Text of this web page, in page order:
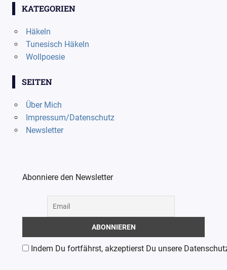
KATEGORIEN
Häkeln
Tunesisch Häkeln
Wollpoesie
SEITEN
Über Mich
Impressum/Datenschutz
Newsletter
Abonniere den Newsletter
Indem Du fortfährst, akzeptierst Du unsere